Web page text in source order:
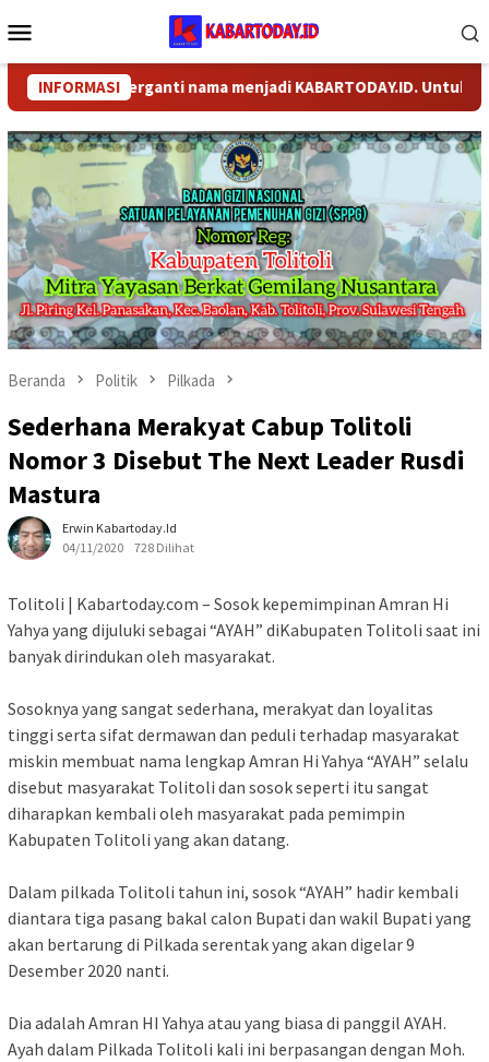
ke
Mobile
INFORMASI
telah berganti nama menjadi KABARTODAY.ID. Untuk
Beranda Politik Pilkada
Sederhana Merakyat Cabup Tolitoli
Nomor 3 Disebut The Next Leader Rusdi
Mastura
Erwin Kabartoday.id
04/11/2020
728 Dilihat
Tolitoli | Kabartoday.com – Sosok kepemimpinan Amran Hi
Yahya yang dijuluki sebagai “AYAH” diKabupaten Tolitoli saat ini
banyak dirindukan oleh masyarakat.
Sosoknya yang sangat sederhana, merakyat dan loyalitas
tinggi serta sifat dermawan dan peduli terhadap masyarakat
miskin membuat nama lengkap Amran Hi Yahya “AYAH” selalu
disebut masyarakat Tolitoli dan sosok seperti itu sangat
diharapkan kembali oleh masyarakat pada pemimpin
Kabupaten Tolitoli yang akan datang.
Dalam pilkada Tolitoli tahun ini, sosok “AYAH” hadir kembali
diantara tiga pasang bakal calon Bupati dan wakil Bupati yang
akan bertarung di Pilkada serentak yang akan digelar 9
Desember 2020 nanti.
Dia adalah Amran HI Yahya atau yang biasa di panggil AYAH.
Ayah dalam Pilkada Tolitoli kali ini berpasangan dengan Moh.